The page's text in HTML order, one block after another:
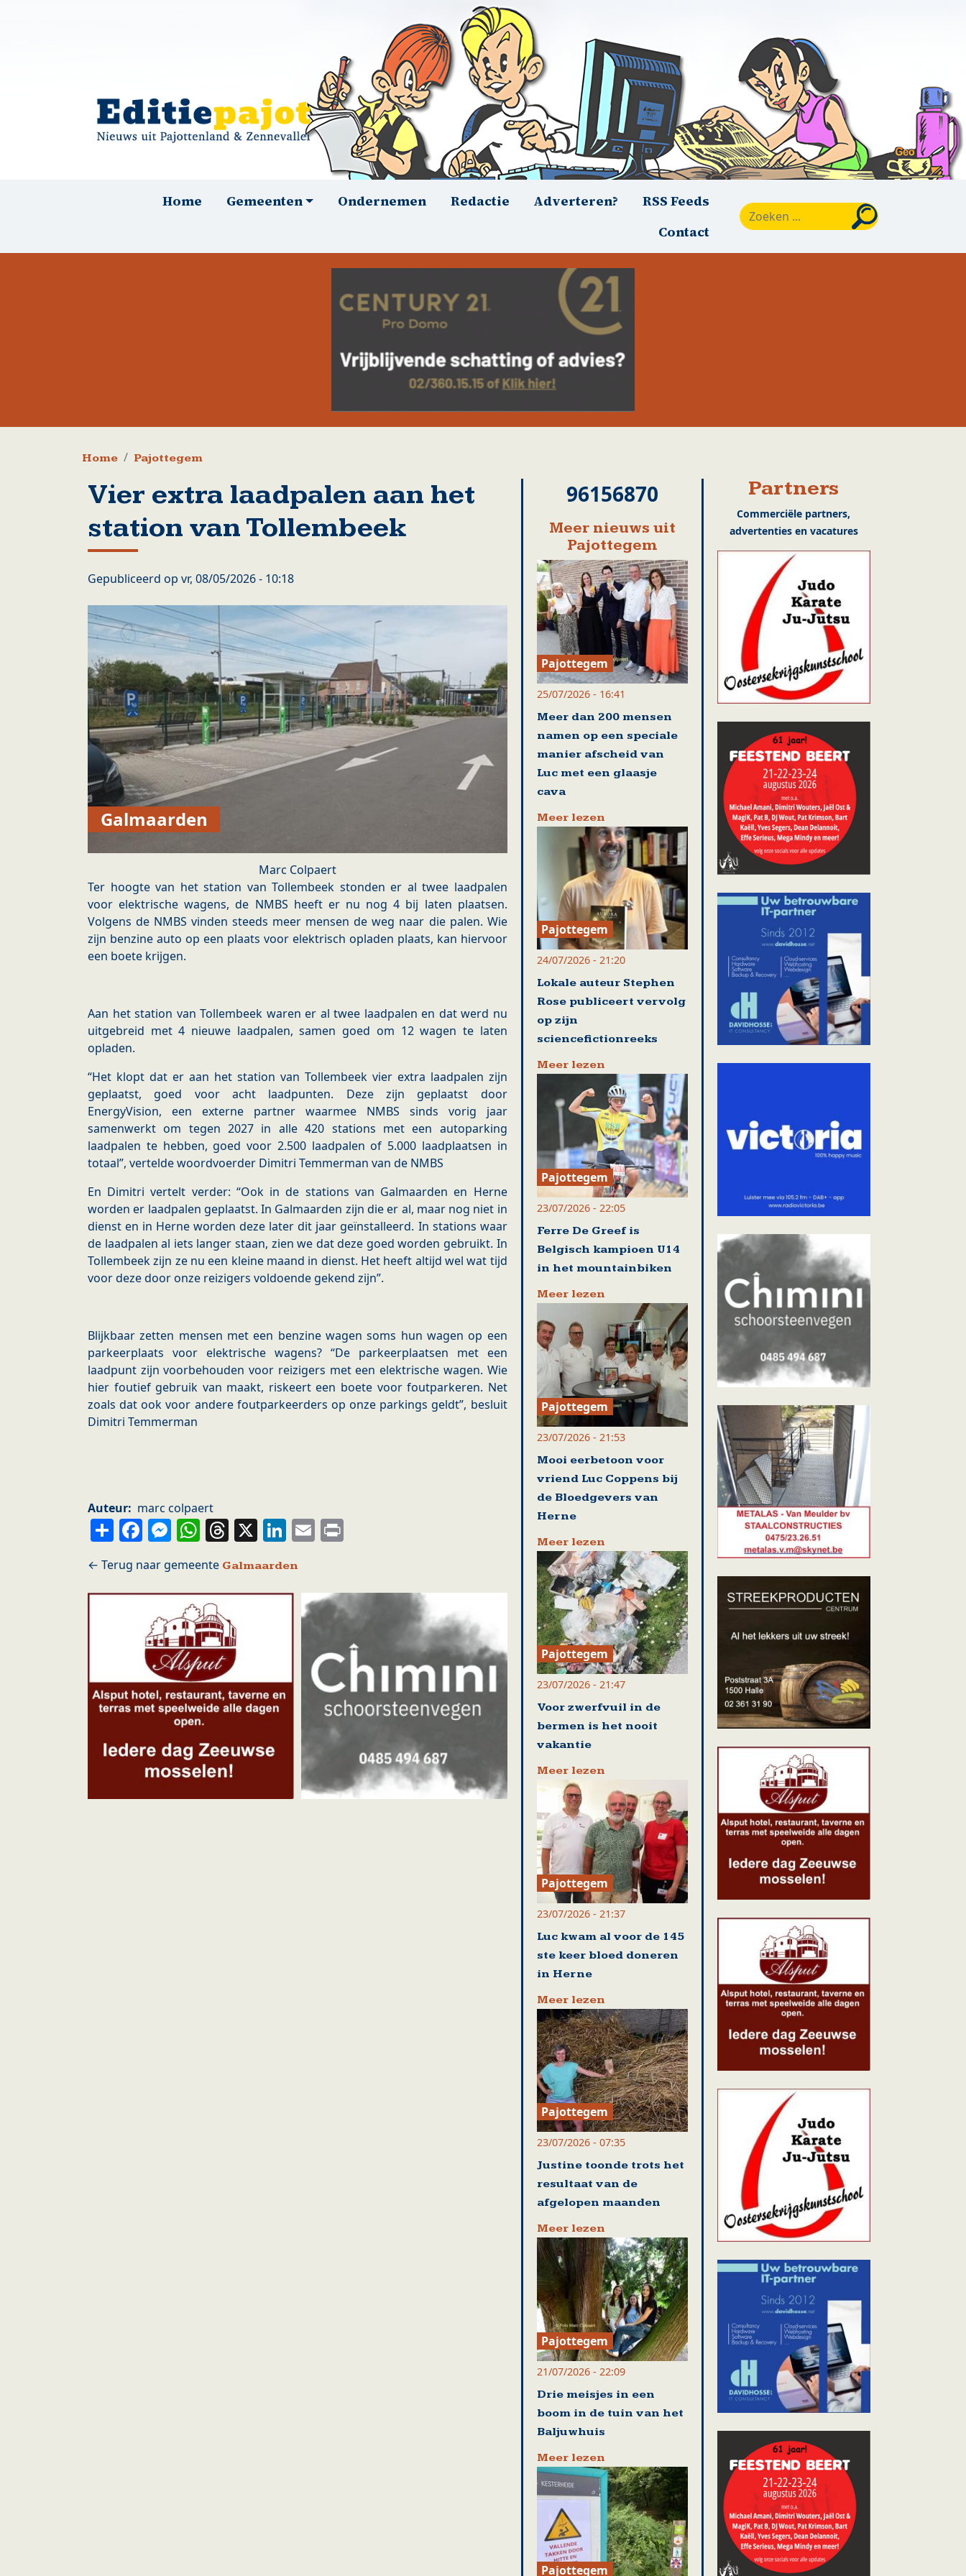
HoofdnavigatieHome Gemeenten Ondernemen Redactie Adverteren?
RSS Feeds
Contact
Kruimelpad
Home Pajottegem
Vier extra laadpalen aan het
station van Tollembeek
Gepubliceerd op vr, 08/05/2026 - 10:18
Galmaarden
Marc Colpaert
Ter hoogte van het station van Tollembeek stonden er al twee laadpalen
voor elektrische wagens, de NMBS heeft er nu nog 4 bij laten plaatsen.
Volgens de NMBS vinden steeds meer mensen de weg naar die palen. Wie
zijn benzine auto op een plaats voor elektrisch opladen plaats, kan hiervoor
een boete krijgen.
Aan het station van Tollembeek waren er al twee laadpalen en dat werd nu
uitgebreid met 4 nieuwe laadpalen, samen goed om 12 wagen te laten
opladen.
“Het klopt dat er aan het station van Tollembeek vier extra laadpalen zijn
geplaatst, goed voor acht laadpunten. Deze zijn geplaatst door
EnergyVision, een externe partner waarmee NMBS sinds vorig jaar
samenwerkt om tegen 2027 in alle 420 stations met een autoparking
laadpalen te hebben, goed voor 2.500 laadpalen of 5.000 laadplaatsen in
totaal”, vertelde woordvoerder Dimitri Temmerman van de NMBS
En Dimitri vertelt verder: “Ook in de stations van Galmaarden en Herne
worden er laadpalen geplaatst. In Galmaarden zijn die er al, maar nog niet in
dienst en in Herne worden deze later dit jaar geïnstalleerd. In stations waar
de laadpalen al iets langer staan, zien we dat deze goed worden gebruikt. In
Tollembeek zijn ze nu een kleine maand in dienst. Het heeft altijd wel wat tijd
voor deze door onze reizigers voldoende gekend zijn”.
Blijkbaar zetten mensen met een benzine wagen soms hun wagen op een
parkeerplaats voor elektrische wagens? “De parkeerplaatsen met een
laadpunt zijn voorbehouden voor reizigers met een elektrische wagen. Wie
hier foutief gebruik van maakt, riskeert een boete voor foutparkeren. Net
zoals dat ook voor andere foutparkeerders op onze parkings geldt”, besluit
Dimitri Temmerman
Auteur marc colpaert
ShareFacebook
Messenger
WhatsApp
Threads
X LinkedIn
Email
Galmaarden
96156870
Meer nieuws uit
Pajottegem
Pajottegem
25/07/2026 - 16:41
Meer dan 200 mensen
namen op een speciale
manier afscheid van
Luc met een glaasje
cava
Meer lezen
Pajottegem
24/07/2026 - 21:20
Lokale auteur Stephen
Rose publiceert vervolg
op zijn
sciencefictionreeks
Meer lezen
Pajottegem
23/07/2026 - 22:05
Ferre De Greef is
Belgisch kampioen U14
in het mountainbiken
Meer lezen
Pajottegem
23/07/2026 - 21:53
Mooi eerbetoon voor
vriend Luc Coppens bij
de Bloedgevers van
Herne
Meer lezen
Pajottegem
23/07/2026 - 21:47
Voor zwerfvuil in de
bermen is het nooit
vakantie
Meer lezen
Pajottegem
23/07/2026 - 21:37
Luc kwam al voor de 145
ste keer bloed doneren
in Herne
Meer lezen
Pajottegem
23/07/2026 - 07:35
Justine toonde trots het
resultaat van de
afgelopen maanden
Meer lezen
Pajottegem
21/07/2026 - 22:09
Drie meisjes in een
boom in de tuin van het
Baljuwhuis
Meer lezen
Pajottegem
Partners
Commerciële partners,
advertenties en vacatures